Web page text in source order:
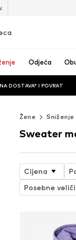
Odjeća
DOSTAVA* I POVRAT
Žene Sniženje
Sweater
Cijena
Posebne